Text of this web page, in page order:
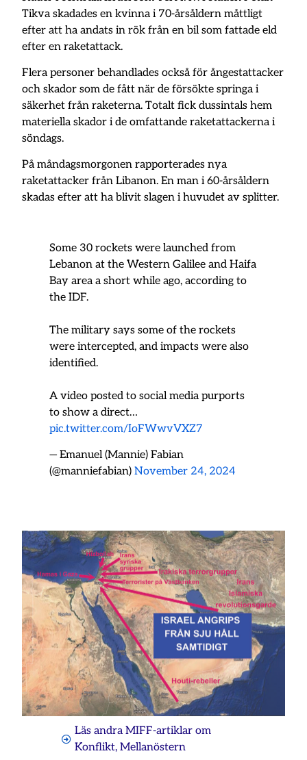
Tikva skadades en kvinna i 70-årsåldern måttligt
efter att ha andats in rök från en bil som fattade eld
efter en raketattack.
Flera personer behandlades också för ångestattacker
och skador som de fått när de försökte springa i
säkerhet från raketerna. Totalt fick dussintals hem
materiella skador i de omfattande raketattackerna i
söndags.
På måndagsmorgonen rapporterades nya
raketattacker från Libanon. En man i 60-årsåldern
skadas efter att ha blivit slagen i huvudet av splitter.
Some 30 rockets were launched from
Lebanon at the Western Galilee and Haifa
Bay area a short while ago, according to
the IDF.
The military says some of the rockets
were intercepted, and impacts were also
identified.
A video posted to social media purports
to show a direct…
pic.twitter.com/IoFWwvVXZ7
— Emanuel (Mannie) Fabian
(@manniefabian)November 24, 2024
Läs andra MIFF-artiklar om
Konflikt, Mellanöstern